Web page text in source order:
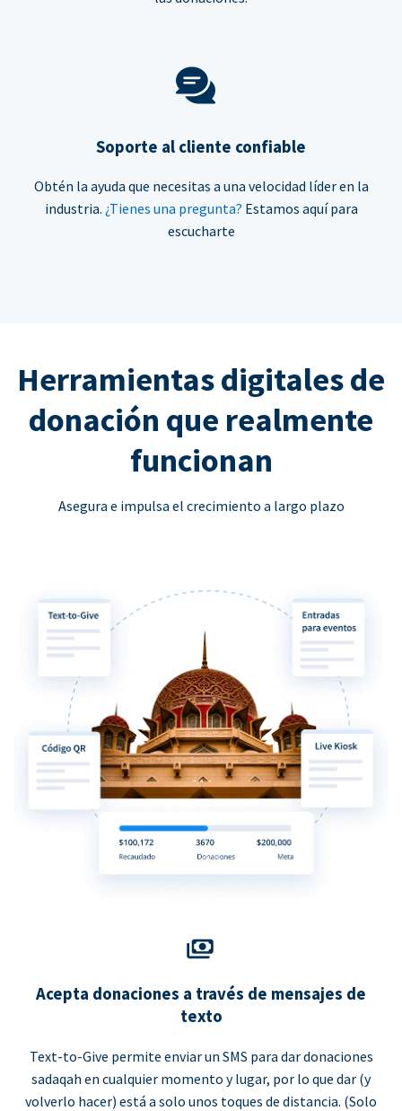
Soporte al cliente confiable
Obtén la ayuda que necesitas a una velocidad líder en la
industria. ¿Tienes una pregunta? Estamos aquí para
escucharte
Herramientas digitales de
donación que realmente
funcionan
Asegura e impulsa el crecimiento a largo plazo
Acepta donaciones a través de mensajes de
texto
Text-to-Give permite enviar un SMS para dar donaciones
sadaqah en cualquier momento y lugar, por lo que dar (y
volverlo hacer) está a solo unos toques de distancia. (Solo